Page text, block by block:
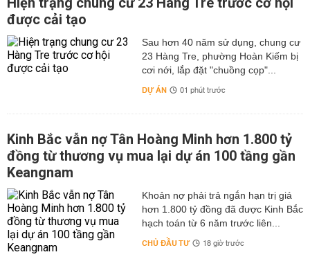
được cải tạo
Sau hơn 40 năm sử dụng, chung cư
23 Hàng Tre, phường Hoàn Kiếm bị
cơi nới, lắp đặt "chuồng cọp"...
DỰ ÁN 01 phút trước
Kinh Bắc vẫn nợ Tân Hoàng Minh hơn 1.800 tỷ
đồng từ thương vụ mua lại dự án 100 tầng gần
Keangnam
hơn 1.800 tỷ đồng đã được Kinh Bắc
hạch toán từ 6 năm trước liên...
CHỦ ĐẦU TƯ 18 giờ trước